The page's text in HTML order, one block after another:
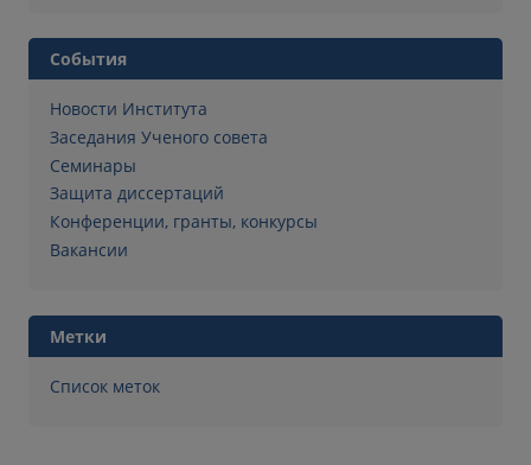
События
Новости Института
Заседания Ученого совета
Семинары
Защита диссертаций
Конференции, гранты, конкурсы
Вакансии
Метки
Список меток